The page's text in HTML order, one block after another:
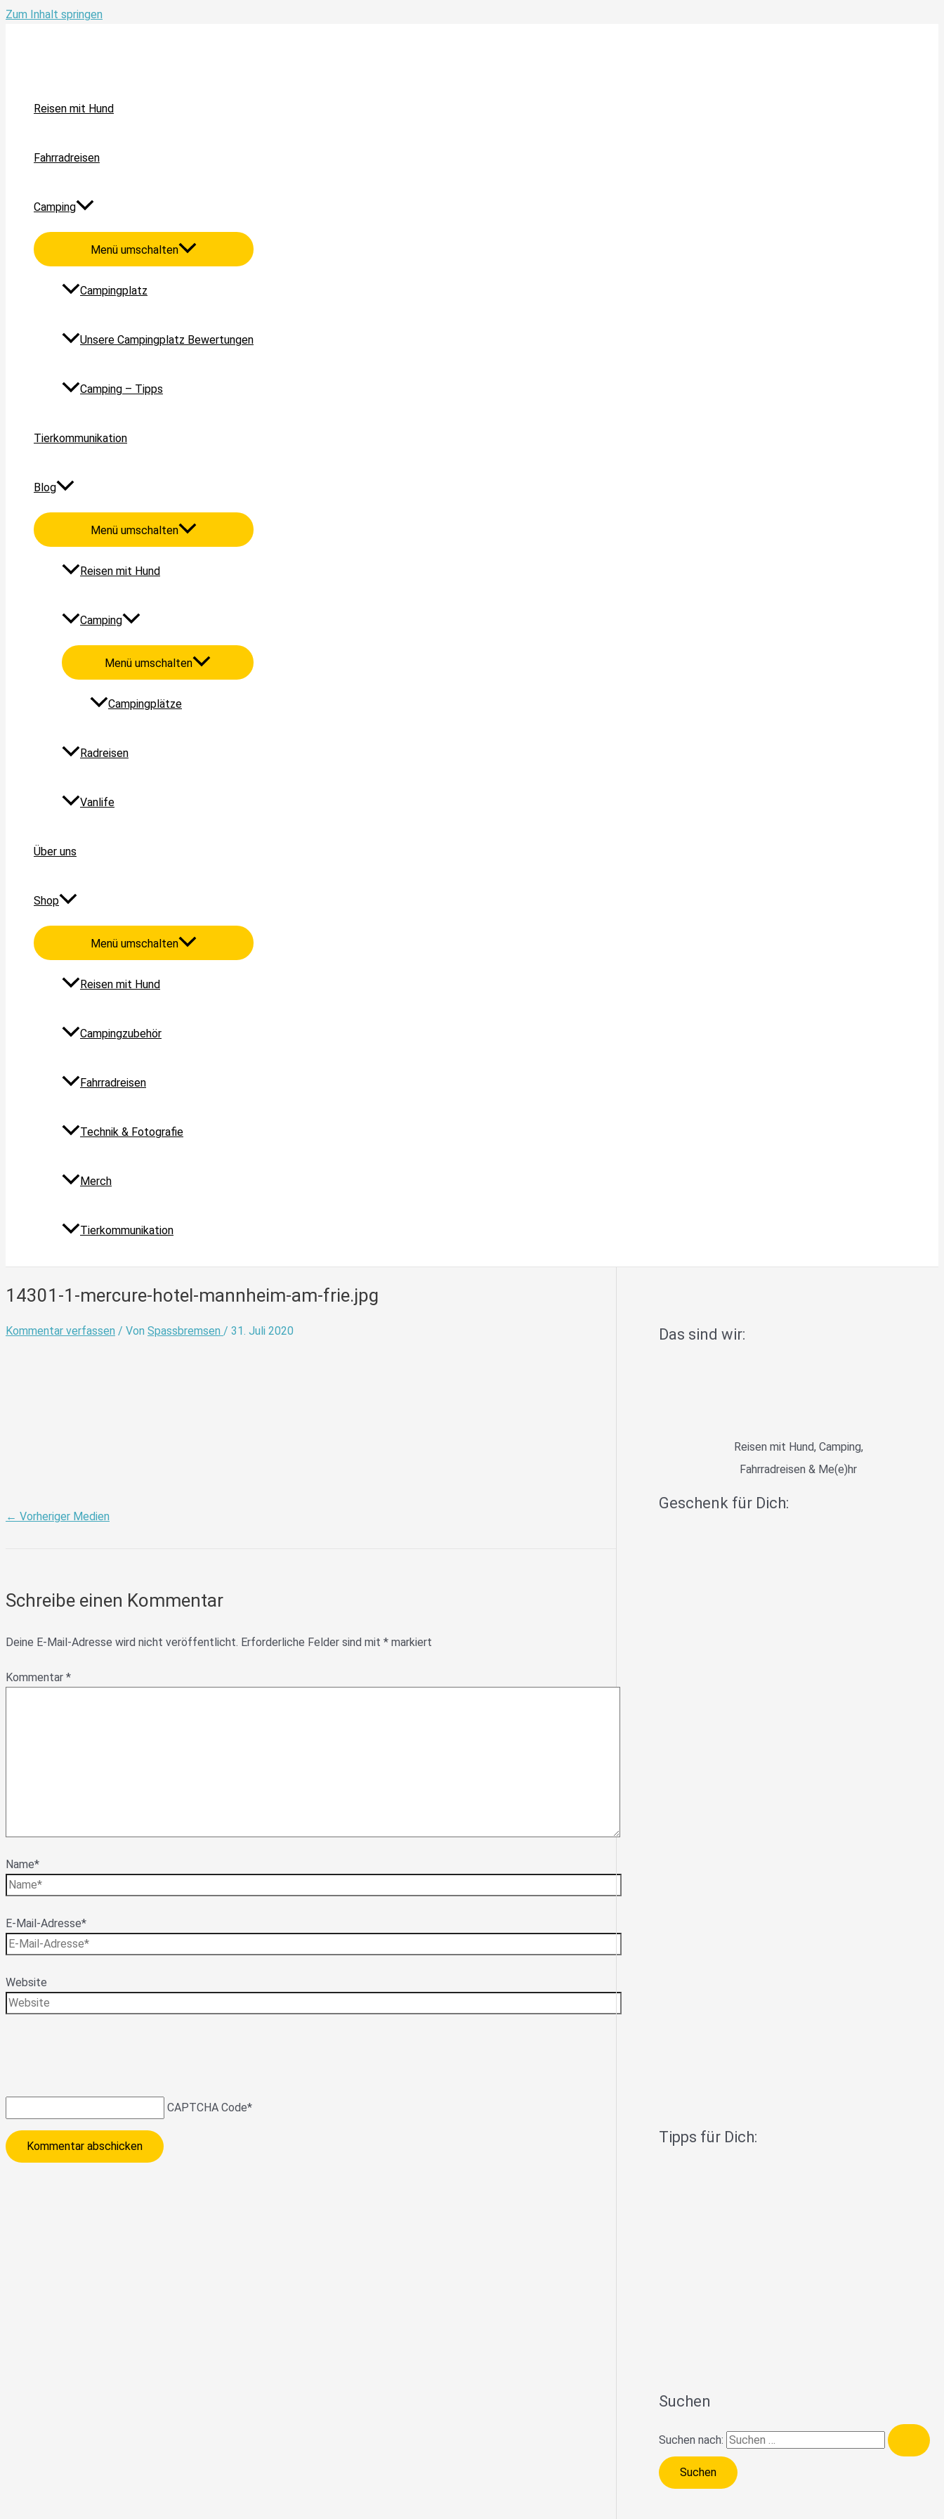
Zum Inhalt springen
Reisen mit Hund
Fahrradreisen
Camping
Menü umschalten
Campingplatz
Unsere Campingplatz Bewertungen
Camping – Tipps
Tierkommunikation
Blog
Menü umschalten
Reisen mit Hund
Camping
Menü umschalten
Campingplätze
Radreisen
Vanlife
Über uns
Shop
Menü umschalten
Reisen mit Hund
Campingzubehör
Fahrradreisen
Technik & Fotografie
Merch
Tierkommunikation
14301-1-mercure-hotel-mannheim-am-frie.jpg
Kommentar verfassen / Von Spassbremsen / 31. Juli 2020
← Vorheriger Medien
Schreibe einen Kommentar
Deine E-Mail-Adresse wird nicht veröffentlicht. Erforderliche Felder sind mit * markiert
Kommentar *
Name*
E-Mail-Adresse*
Website
CAPTCHA Code*
Das sind wir:
Reisen mit Hund, Camping,
Fahrradreisen & Me(e)hr
Geschenk für Dich:
Tipps für Dich:
Suchen
Suchen nach: